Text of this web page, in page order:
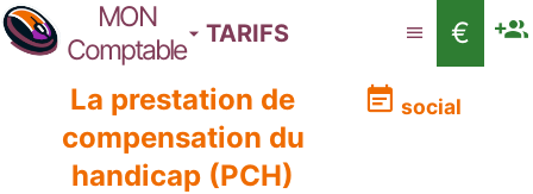
MON
Comptable
TARIFS
€
La prestation de
compensation du
handicap (PCH)
social